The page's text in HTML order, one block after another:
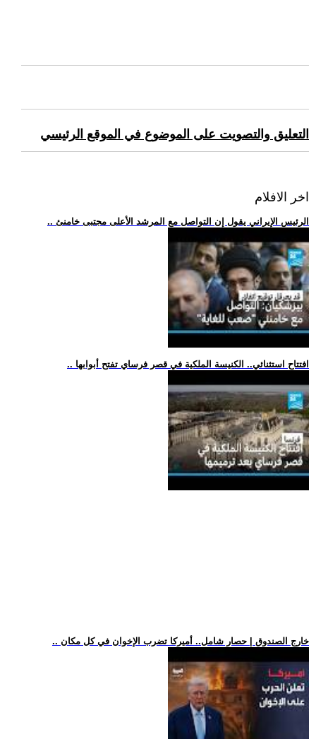
التعليق والتصويت على الموضوع في الموقع الرئيسي
اخر الافلام
.. الرئيس الإيراني يقول إن التواصل مع المرشد الأعلى مجتبى خامنئ
.. افتتاح استثنائي.. الكنيسة الملكية في قصر فرساي تفتح أبوابها
.. خارج الصندوق | حصار شامل.. أميركا تضرب الإخوان في كل مكان